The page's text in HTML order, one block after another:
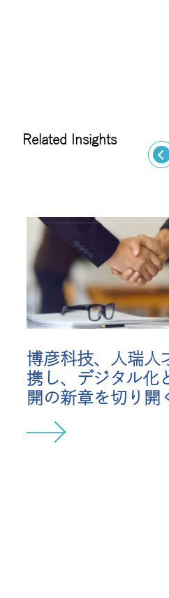
Related Insights
博彦科技、人瑞人
携し、デジタル化
開の新章を切り開